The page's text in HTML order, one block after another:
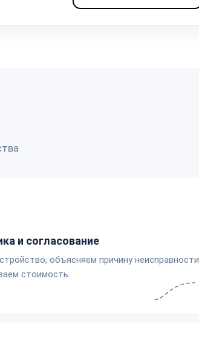
и согласование
объясняем причину неисправности
стоимость.